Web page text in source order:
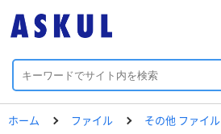
ホーム ファイル その他 ファイル